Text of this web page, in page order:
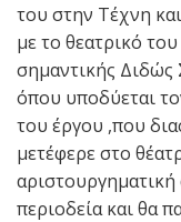
του στην Τέχνη
με το θεατρικό
σημαντικής
όπου υποδύεται
του έργου ,που
μετέφερε στο
περιοδεία και θα